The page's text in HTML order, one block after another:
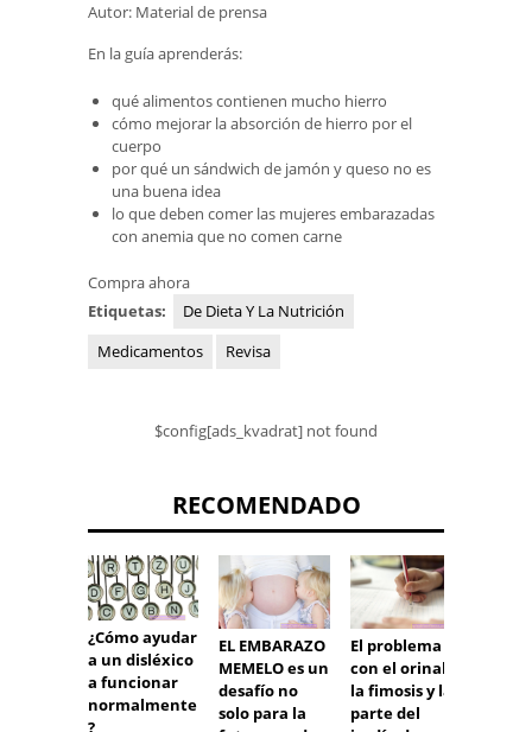
Autor: Material de prensa
En la guía aprenderás:
qué alimentos contienen mucho hierro
cómo mejorar la absorción de hierro por el
cuerpo
por qué un sándwich de jamón y queso no es
una buena idea
lo que deben comer las mujeres embarazadas
con anemia que no comen carne
Compra ahora
Etiquetas:
De Dieta Y La Nutrición
Medicamentos
Revisa
$config[ads_kvadrat] not found
RECOMENDADO
¿Cómo ayudar
a un disléxico
a funcionar
normalmente
?
EL EMBARAZO
MEMELO es un
desafío no
solo para la
El problema
con el orinal y
la fimosis y la
parte del